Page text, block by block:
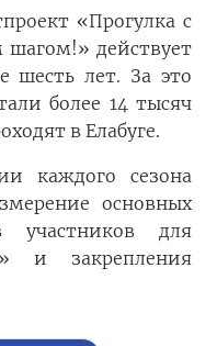
«Прогулка с
шагом!» действует
шесть лет. За это
более 14 тысяч
в Елабуге.
каждого сезона
основных
участников для
и закрепления